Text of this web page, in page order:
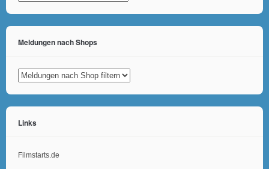
Meldungen nach Shops
Links
Filmstarts.de